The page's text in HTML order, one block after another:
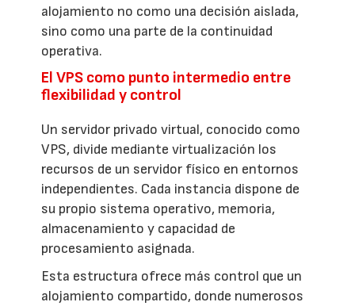
alojamiento no como una decisión aislada,
sino como una parte de la continuidad
operativa.
El VPS como punto intermedio entre
flexibilidad y control
Un servidor privado virtual, conocido como
VPS, divide mediante virtualización los
recursos de un servidor físico en entornos
independientes. Cada instancia dispone de
su propio sistema operativo, memoria,
almacenamiento y capacidad de
procesamiento asignada.
Esta estructura ofrece más control que un
alojamiento compartido, donde numerosos